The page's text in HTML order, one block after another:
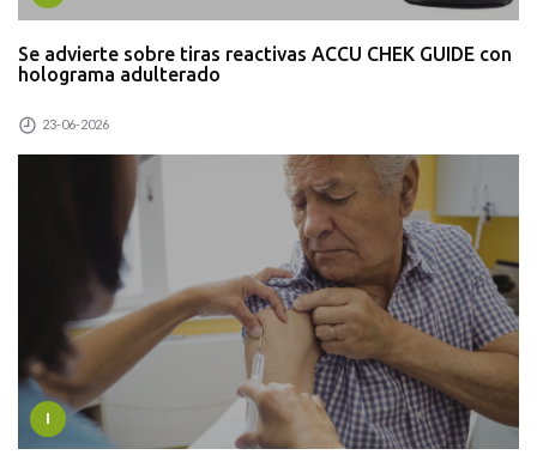
Se advierte sobre tiras reactivas ACCU CHEK GUIDE con
holograma adulterado
23-06-2026
I